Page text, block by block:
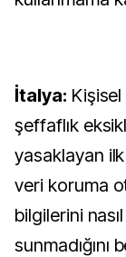
İtalya:
şeffaflık
yasaklayan
veri koruma
bilgilerini
sunmadığını